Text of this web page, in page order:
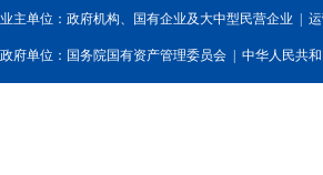
业主单位：政府机构、国有企业及大中型民营企业 |
政府单位： 国务院国有资产管理委员会 中华人民共